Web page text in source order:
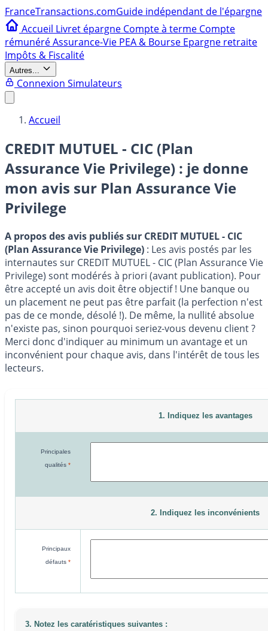
FranceTransactions.comGuide indépendant de l'épargne
Accueil Livret épargne Compte à terme Compte
rémunéréAssurance-Vie PEA & Bourse Epargne retraite
Impôts & Fiscalité
Autres...
Connexion Simulateurs
Accueil
CREDIT MUTUEL - CIC (Plan
Assurance Vie Privilege) : je donne
mon avis sur Plan Assurance Vie
Privilege
A propos des avis publiés sur CREDIT MUTUEL - CIC
(Plan Assurance Vie Privilege) : Les avis postés par les
internautes sur CREDIT MUTUEL - CIC (Plan Assurance Vie
Privilege) sont modérés à priori (avant publication). Pour
être accepté un avis doit être objectif ! Une banque ou
un placement ne peut pas être parfait (la perfection n'est
pas de ce monde, désolé !). De même, la nullité absolue
n'existe pas, sinon pourquoi seriez-vous devenu client ?
Merci donc d'indiquer au minimum un avantage et un
inconvénient pour chaque avis, dans l'intérêt de tous les
lecteurs.
1. Indiquez les avantages
Principales
qualités *
2. Indiquez les inconvénients
Principaux
défauts *
3. Notez les caratéristiques suivantes :